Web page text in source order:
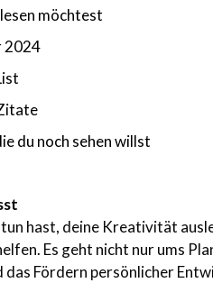
möchtest
2024
du noch sehen willst
tun hast, deine Kreativität
Es geht nicht nur ums
das Fördern persönlicher